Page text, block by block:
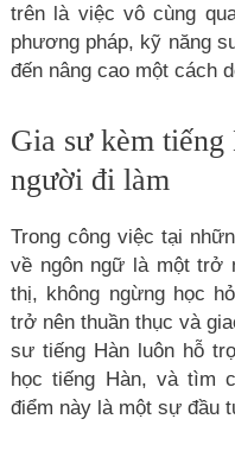
trên là việc vô cùng
phương pháp, kỹ năng
đến nâng cao một cách
Gia sư kèm tiếng
người đi làm
Trong công việc tại
về ngôn ngữ là một trở
thị, không ngừng học
trở nên thuần thục và
sư tiếng Hàn luôn hỗ
học tiếng Hàn, và tìm
điểm này là một sự đầu